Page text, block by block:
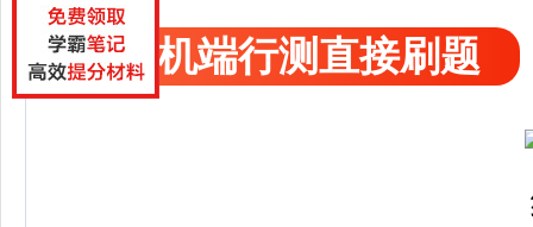
手机端行测直接刷题